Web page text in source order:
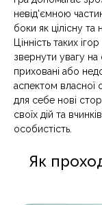
невід'ємною
боки як цілісну та
Цінність таких
звернути увагу на
приховані або
аспектом власної
для себе нові
своїх дій та
особистість.
Як